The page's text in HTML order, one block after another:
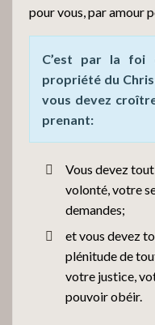
pour vous, par amour
C’est par la foi
propriété du
vous devez
prenant:
Vous devez
volonté, votre
demandes;
et vous devez
plénitude de
votre justice,
pouvoir obéir.